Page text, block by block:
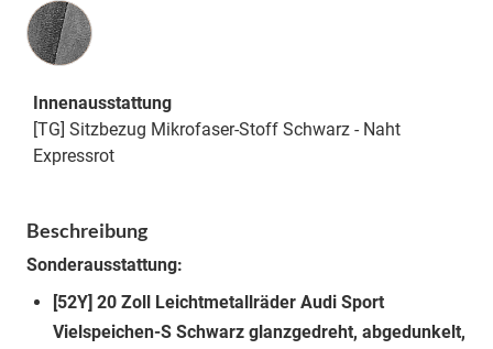
Innenausstattung
Innenausstattung
[TG] Sitzbezug Mikrofaser-Stoff Schwarz - Naht
Expressrot
Beschreibung
Sonderausstattung:
[52Y] 20 Zoll Leichtmetallräder Audi Sport
Vielspeichen-S Schwarz glanzgedreht, abgedunkelt,